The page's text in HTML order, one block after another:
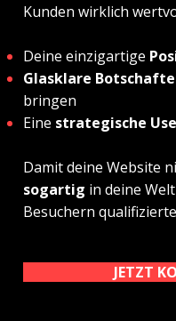
Kunden wirklich
Deine einzigartige
Glasklare
bringen
Eine strategische
Damit deine Website
sogartig in deine
Besuchern
JETZT